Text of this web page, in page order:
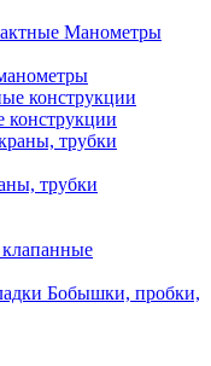
Манометры
конструкции
трубки
Бобышки, пробки,